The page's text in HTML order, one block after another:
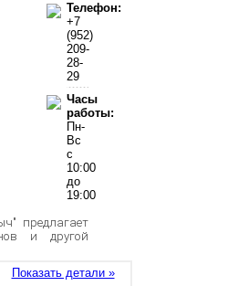
Телефон:
+7
(952)
209-
28-
29
Часы
работы:
Пн-
Вс
с
10:00
до
19:00
предлагает
и другой
Показать детали »